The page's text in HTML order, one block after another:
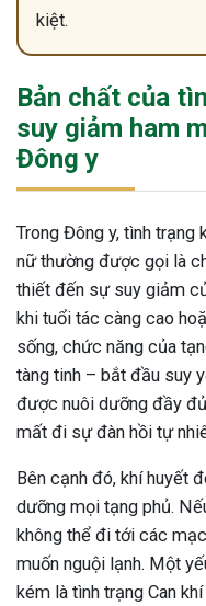
kiệt.
Bản chất của
suy giảm ham
Đông y
Trong Đông y, tình trạng
nữ thường được gọi là
thiết đến sự suy giảm
khi tuổi tác càng cao
sống, chức năng của
tàng tinh – bắt đầu suy
được nuôi dưỡng đầy
mất đi sự đàn hồi tự
Bên cạnh đó, khí huyết
dưỡng mọi tạng phủ.
không thể đi tới các
muốn nguội lạnh. Một
kém là tình trạng Can